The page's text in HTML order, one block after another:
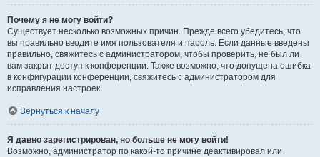
Почему я не могу войти?
Существует несколько возможных причин. Прежде всего убедитесь, что
вы правильно вводите имя пользователя и пароль. Если данные введены
правильно, свяжитесь с администратором, чтобы проверить, не был ли
вам закрыт доступ к конференции. Также возможно, что допущена ошибка
в конфигурации конференции, свяжитесь с администратором для
исправления настроек.
Вернуться к началу
Я давно зарегистрирован, но больше не могу войти!
Возможно, администратор по какой-то причине деактивировал или